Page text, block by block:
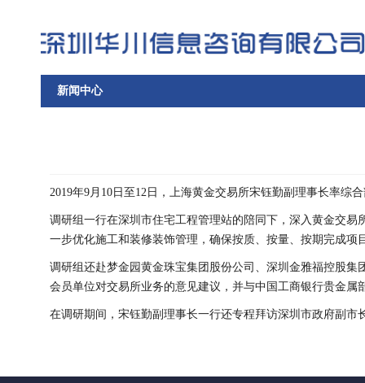
新闻中心
2019年9月10日至12日，上海黄金交易所宋钰勤副理事长率综
调研组一行在深圳市住宅工程管理站的陪同下，深入黄金交
一步优化施工和装修装饰管理，确保按质、按量、按期完成项
调研组还赴梦金园黄金珠宝集团股份公司、深圳金雅福控股
会员单位对交易所业务的意见建议，并与中国工商银行贵金
在调研期间，宋钰勤副理事长一行还专程拜访深圳市政府副